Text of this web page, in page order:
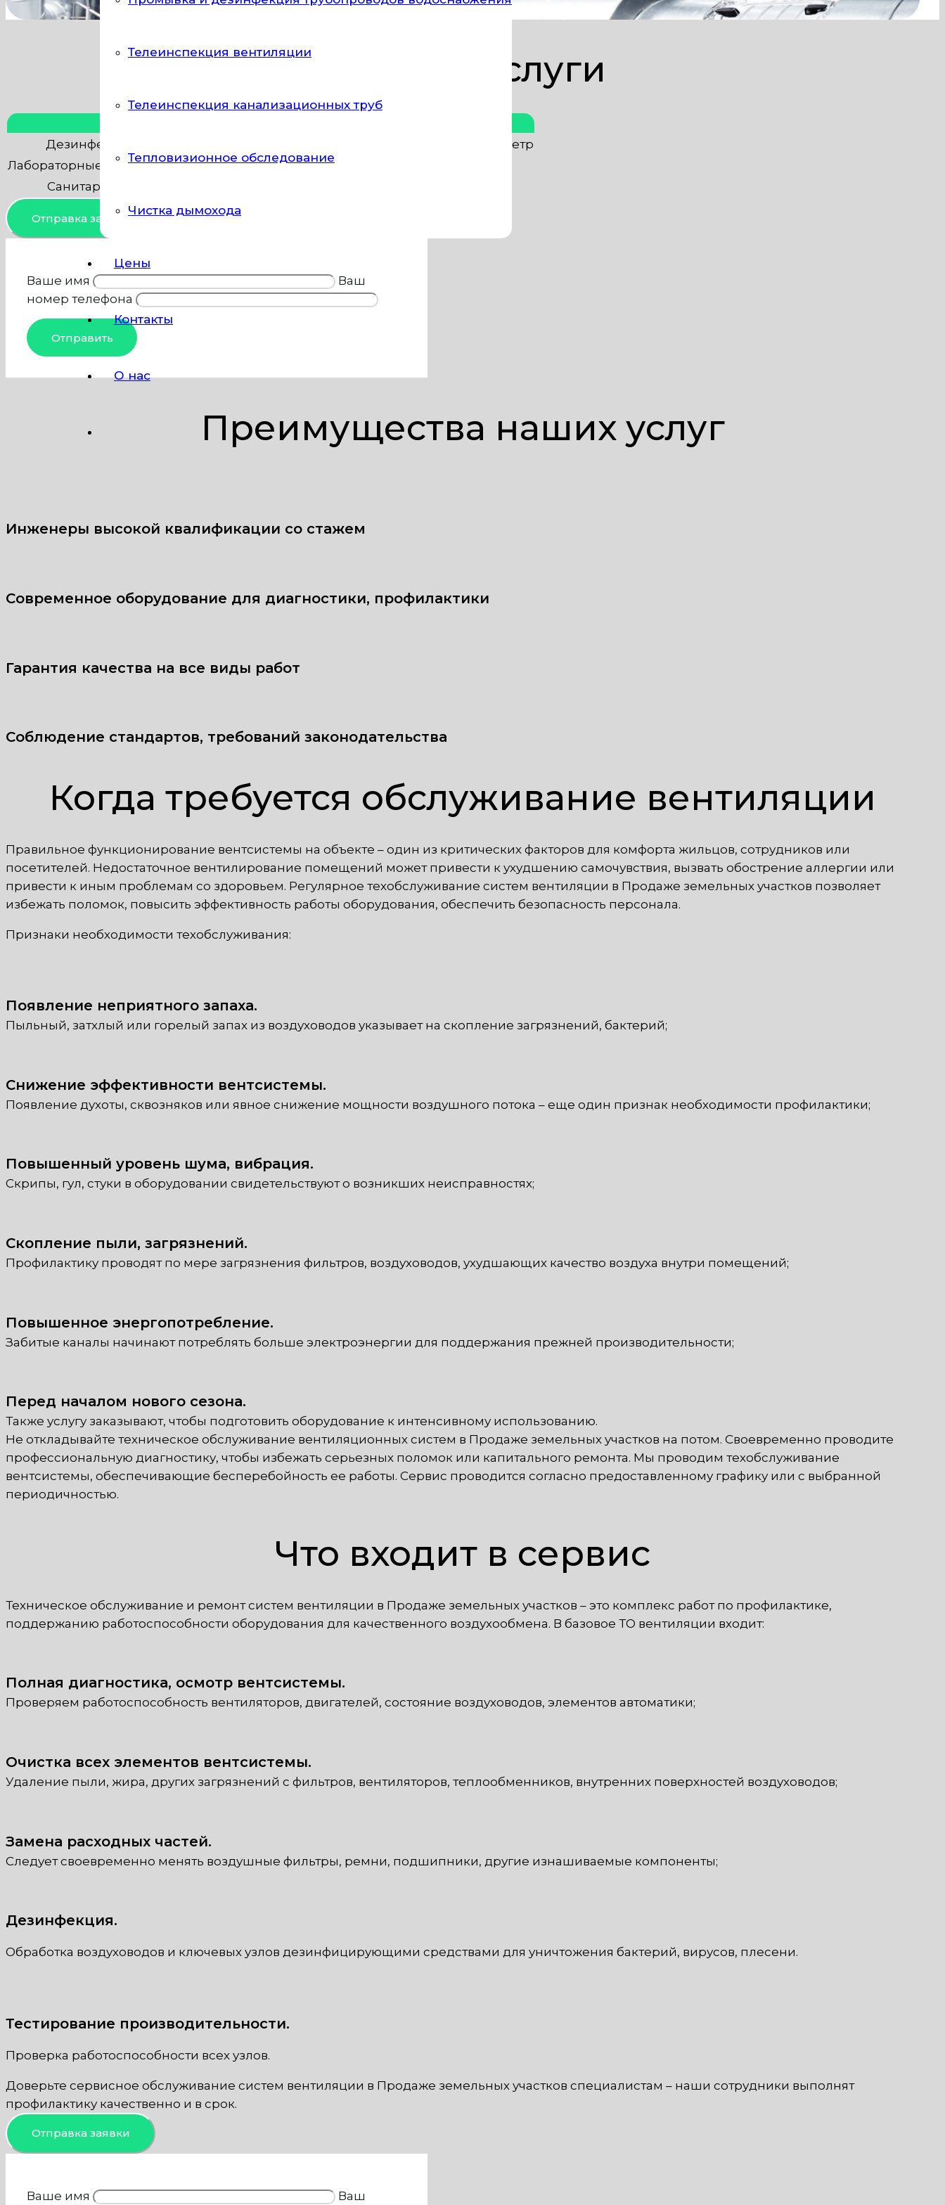
Телеинспекция вентиляции
Телеинспекция канализационных труб
Тепловизионное обследование
Чистка дымохода
Цены
Контакты
О нас
Цены за услуги
Дезинфекция систем вентиляции (воздуховоды)
от 30 руб. за пог. метр
Лабораторные исследования (микробиологические смывы)
Санитарно-эпидемиологическое обследование
Отправка заявки
Ваше имя
Ваш
номер телефона
Преимущества наших услуг
Инженеры высокой квалификации со стажем
Современное оборудование для диагностики, профилактики
Гарантия качества на все виды работ
Соблюдение стандартов, требований законодательства
Когда требуется обслуживание вентиляции
Правильное функционирование вентсистемы на объекте – один из критических факторов для комфорта жильцов, сотрудников или
посетителей. Недостаточное вентилирование помещений может привести к ухудшению самочувствия, вызвать обострение аллергии или
привести к иным проблемам со здоровьем. Регулярное техобслуживание систем вентиляции в Продаже земельных участков позволяет
избежать поломок, повысить эффективность работы оборудования, обеспечить безопасность персонала.
Признаки необходимости техобслуживания:
Появление неприятного запаха.
Пыльный, затхлый или горелый запах из воздуховодов указывает на скопление загрязнений, бактерий;
Снижение эффективности вентсистемы.
Появление духоты, сквозняков или явное снижение мощности воздушного потока – еще один признак необходимости профилактики;
Повышенный уровень шума, вибрация.
Скрипы, гул, стуки в оборудовании свидетельствуют о возникших неисправностях;
Скопление пыли, загрязнений.
Профилактику проводят по мере загрязнения фильтров, воздуховодов, ухудшающих качество воздуха внутри помещений;
Повышенное энергопотребление.
Забитые каналы начинают потреблять больше электроэнергии для поддержания прежней производительности;
Перед началом нового сезона.
Также услугу заказывают, чтобы подготовить оборудование к интенсивному использованию.
Не откладывайте техническое обслуживание вентиляционных систем в Продаже земельных участков на потом. Своевременно проводите
профессиональную диагностику, чтобы избежать серьезных поломок или капитального ремонта. Мы проводим техобслуживание
вентсистемы, обеспечивающие бесперебойность ее работы. Сервис проводится согласно предоставленному графику или с выбранной
периодичностью.
Что входит в сервис
Техническое обслуживание и ремонт систем вентиляции в Продаже земельных участков – это комплекс работ по профилактике,
поддержанию работоспособности оборудования для качественного воздухообмена. В базовое ТО вентиляции входит:
Полная диагностика, осмотр вентсистемы.
Проверяем работоспособность вентиляторов, двигателей, состояние воздуховодов, элементов автоматики;
Очистка всех элементов вентсистемы.
Удаление пыли, жира, других загрязнений с фильтров, вентиляторов, теплообменников, внутренних поверхностей воздуховодов;
Замена расходных частей.
Следует своевременно менять воздушные фильтры, ремни, подшипники, другие изнашиваемые компоненты;
Дезинфекция.
Обработка воздуховодов и ключевых узлов дезинфицирующими средствами для уничтожения бактерий, вирусов, плесени.
Тестирование производительности.
Проверка работоспособности всех узлов.
Доверьте сервисное обслуживание систем вентиляции в Продаже земельных участков специалистам – наши сотрудники выполнят
профилактику качественно и в срок.
Отправка заявки
Ваше имя Ваш